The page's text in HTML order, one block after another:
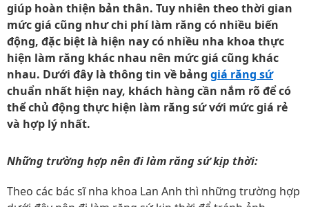
giúp hoàn thiện bản thân. Tuy nhiên theo thời gian
mức giá cũng như chi phí làm răng có nhiều biến
động, đặc biệt là hiện nay có nhiều nha khoa thực
hiện làm răng khác nhau nên mức giá cũng khác
nhau. Dưới đây là thông tin về bảng giá răng sứ
chuẩn nhất hiện nay, khách hàng cần nắm rõ để có
thể chủ động thực hiện làm răng sứ với mức giá rẻ
và hợp lý nhất.
Những trường hợp nên đi làm răng sứ kịp thời:
Theo các bác sĩ nha khoa Lan Anh thì những trường hợp